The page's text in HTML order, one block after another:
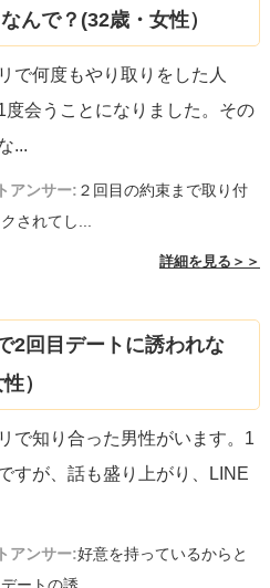
んで？(32歳・女性）
で何度もやり取りをした人
度会うことになりました。その
...
アンサー: ２回目の約束まで取り付
されてし...
詳細を見る＞＞
2回目デートに誘われな
）
で知り合った男性がいます。1
すが、話も盛り上がり、LINE
アンサー:好意を持っているからと